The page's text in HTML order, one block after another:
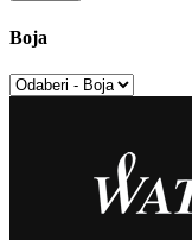
Boja